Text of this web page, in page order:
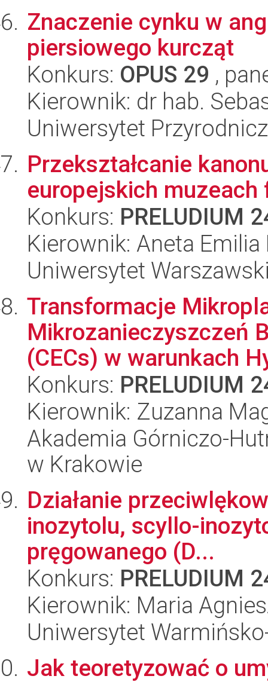
Znaczenie cynku w
piersiowego kurcząt
Konkurs: OPUS 29 ,
Kierownik: dr hab.
Uniwersytet
Przekształcanie
europejskich
Konkurs: PRELUDIUM
Kierownik: Aneta
Uniwersytet
Transformacje
Mikrozanieczyszczeń
(CECs) w warunkach
Konkurs: PRELUDIUM
Kierownik: Zuzanna
Akademia Górniczo-
w Krakowie
Działanie
inozytolu, scyllo-
pręgowanego (D...
Konkurs: PRELUDIUM
Kierownik: Maria
Uniwersytet
Jak teoretyzować o